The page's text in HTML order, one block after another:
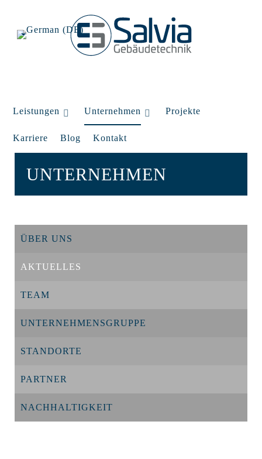
Leistungen Unternehmen Projekte
Karriere Blog Kontakt
UNTERNEHMEN
ÜBER UNS
AKTUELLES
TEAM
UNTERNEHMENSGRUPPE
STANDORTE
PARTNER
NACHHALTIGKEIT